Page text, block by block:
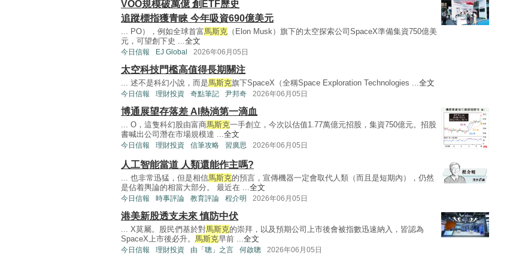
VOO規模破萬億 創ETF歷史
追蹤標指獲青睞 今年吸資690億美元
... PO），例如全球首富馬斯克 （Elon Musk）旗下的太空探索公司SpaceX準備集資750億美
元，可望創下史 ...全文
今日信報 EJ Global 2026年06月05日
太空科技門檻高值得長期關注
... 述不是科幻小說，而是馬斯克旗下SpaceX（全稱Space Exploration Technologies ...全文
今日信報 理財投資 奇點筆記 尹邦奇 2026年06月05日
博通展望存落差 AI熱淌第一滴血
... O，這隻科幻股由富商馬斯克一手創立，今次以估值1.77萬億元招股，集資750億元。招股
書喊出公司潛在市場規模達 ...全文
今日信報 理財投資 信筆攻略 習廣思 2026年06月05日
人工智能當道 人類還能作主嗎?
... 也非常迅猛，但是相信馬斯克的預言，宣傳機器一定會取代人類（而且是短期內），仍然
是佔着輿論的相當大部分。 最近在 ...全文
今日信報 時事評論 教育評論 程介明 2026年06月05日
港美新股透支未來 慎防中伏
... X莫屬。股民們基於對馬斯克的崇拜，以及預期公司上市後會被指數迅速納入，皆認為
SpaceX上市後必升。 馬斯克早前 ...全文
今日信報 理財投資 由「聰」之言 何啟聰 2026年06月05日